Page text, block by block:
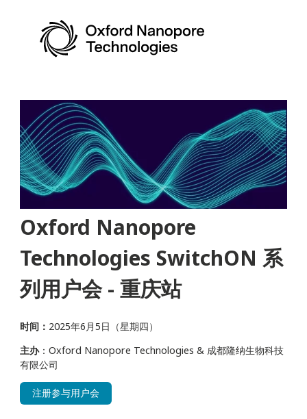
Oxford Nanopore
Technologies SwitchON 系
列用户会 - 重庆站
时间： 2025年6月5日（星期四）
主办：Oxford Nanopore Technologies & 成都隆纳生物科技
有限公司
注册参与用户会